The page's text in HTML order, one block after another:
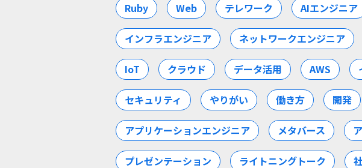
Ruby Web テレワーク AIエンジニア
インフラエンジニア ネットワークエンジニア
IoT クラウド データ活用 AWS
セキュリティ やりがい 働き方 開発
アプリケーションエンジニア メタバース
プレゼンテーション ライトニングトーク